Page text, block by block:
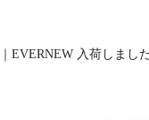
EVERNEW 入荷しました